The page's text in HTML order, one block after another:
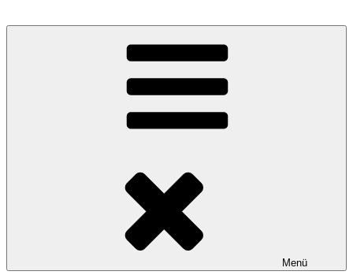
COUNTRYHOME
Wo die (Country-) Musik Zuhause ist
Menü